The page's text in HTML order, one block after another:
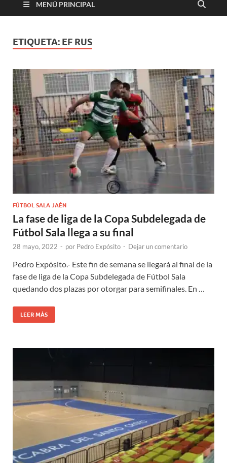
MENÚ PRINCIPAL
ETIQUETA: EF RUS
FÚTBOL SALA JAÉN
La fase de liga de la Copa Subdelegada de
Fútbol Sala llega a su final
28 mayo, 2022 - por Pedro Expósito - Dejar un comentario
Pedro Expósito.- Este fin de semana se llegará al final de la
fase de liga de la Copa Subdelegada de Fútbol Sala
quedando dos plazas por otorgar para semifinales. En …
LEER MÁS